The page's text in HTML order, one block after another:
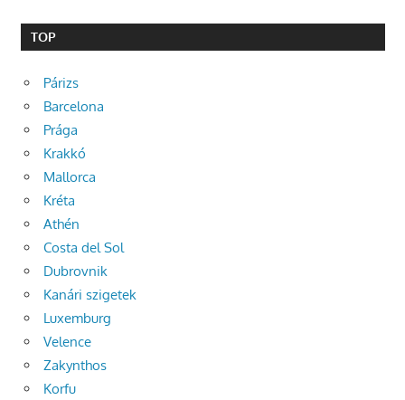
TOP
Párizs
Barcelona
Prága
Krakkó
Mallorca
Kréta
Athén
Costa del Sol
Dubrovnik
Kanári szigetek
Luxemburg
Velence
Zakynthos
Korfu